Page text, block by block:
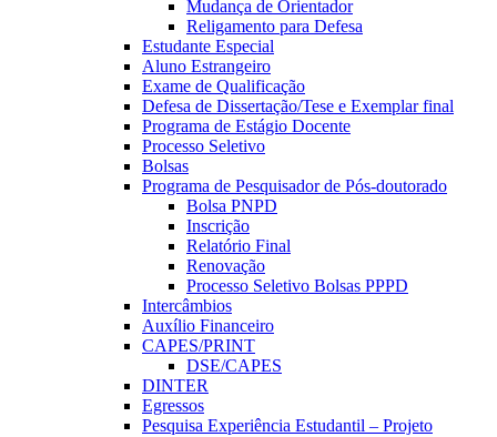
Mudança de Orientador
Religamento para Defesa
Estudante Especial
Aluno Estrangeiro
Exame de Qualificação
Defesa de Dissertação/Tese e Exemplar final
Programa de Estágio Docente
Processo Seletivo
Bolsas
Programa de Pesquisador de Pós-doutorado
Bolsa PNPD
Inscrição
Relatório Final
Renovação
Processo Seletivo Bolsas PPPD
Intercâmbios
Auxílio Financeiro
CAPES/PRINT
DSE/CAPES
DINTER
Egressos
Pesquisa Experiência Estudantil – Projeto